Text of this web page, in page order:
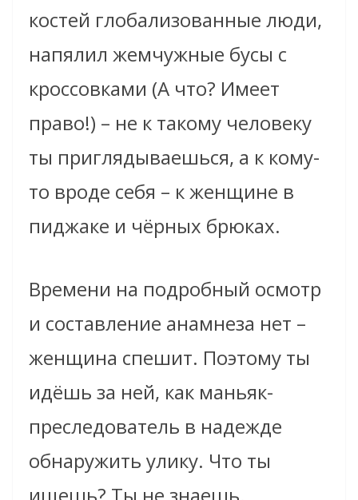
костей глобализованные люди,
напялил жемчужные бусы с
кроссовками (А что? Имеет
право!) – не к такому человеку
ты приглядываешься, а к кому-
то вроде себя – к женщине в
пиджаке и чёрных брюках.
Времени на подробный осмотр
и составление анамнеза нет –
женщина спешит. Поэтому ты
идёшь за ней, как маньяк-
преследователь в надежде
обнаружить улику. Что ты